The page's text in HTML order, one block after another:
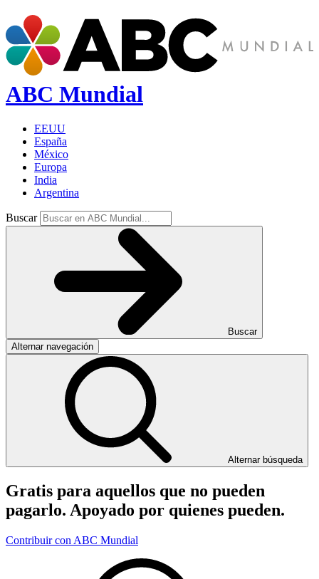
ABC Mundial
EEUU
España
México
Europa
India
Argentina
Buscar
Buscar
Alternar navegación
Alternar búsqueda
Gratis para aquellos que no pueden
pagarlo. Apoyado por quienes pueden.
Contribuir con ABC Mundial